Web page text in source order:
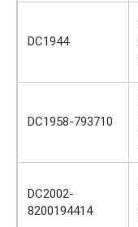
DC1944
DC1958-793710
DC2002-
8200194414